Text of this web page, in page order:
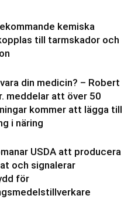
kemiska
till tarmskador och
din medicin? – Robert
meddelar att över 50
kommer att lägga till
i näring
USDA att producera
och signalerar
för